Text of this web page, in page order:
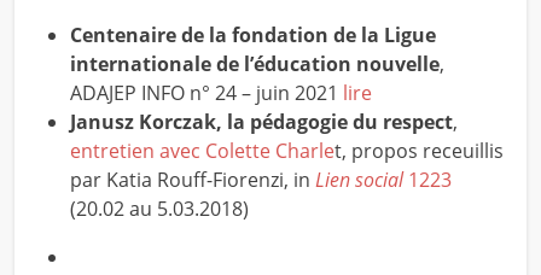
Centenaire de la fondation de la Ligue
internationale de l’éducation nouvelle,
ADAJEP INFO n° 24 – juin 2021 lire
Janusz Korczak, la pédagogie du respect,
entretien avec Colette Charlet, propos receuillis
par Katia Rouff-Fiorenzi, in Lien social1223
(20.02 au 5.03.2018)